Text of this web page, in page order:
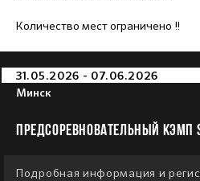
Количество мест ограничено ‼️
31.05.2026 - 07.06.2026
Минск
ПРЕДСОРЕВНОВАТЕЛЬНЫЙ КЭМП
Подробная информация и